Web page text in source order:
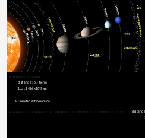
distancia sol- tierra
1ua : 1496x10ª5km
au: unidad astronomica